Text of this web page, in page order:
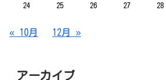
24
25 26 27 28
« 10月 12月 »
アーカイブ